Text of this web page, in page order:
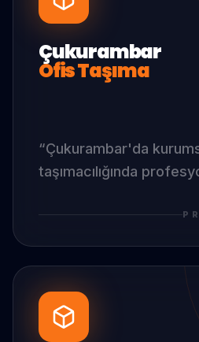
Çukurambar
Ofis Taşıma
“Çukurambar'da
taşımacılığında